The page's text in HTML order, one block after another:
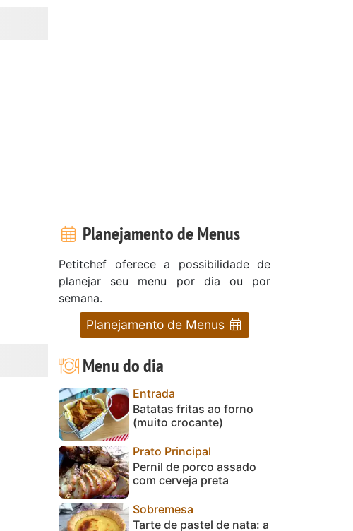
Planejamento de Menus
Petitchef oferece a possibilidade de
planejar seu menu por dia ou por
semana.
Planejamento de Menus
Menu do dia
Entrada
Batatas fritas ao forno
(muito crocante)
Prato Principal
Pernil de porco assado
com cerveja preta
Sobremesa
Tarte de pastel de nata: a